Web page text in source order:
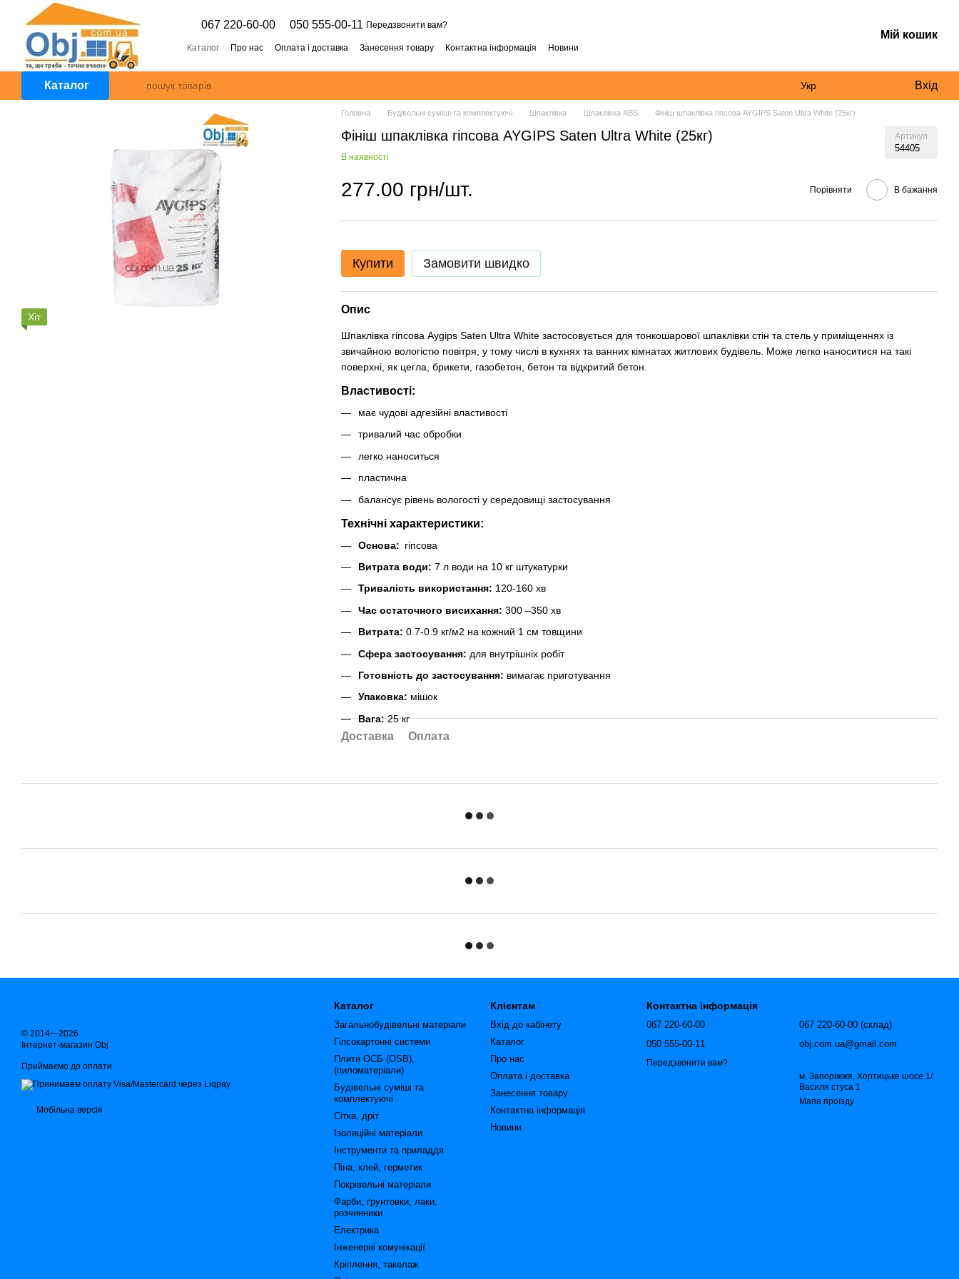
Перейти к основному контенту
067 220-60-00 050 555-00-11 Передзвонити вам?
Каталог Про нас Оплата і доставка Занесення товару Контактна інформація Новини
Мій кошик
Каталог Укр Вхід
Хіт
Головна Будівельні суміші та комплектуючі Шпаклівка Шпаклівка ABS Фініш шпаклівка гіпсова AYGIPS Saten Ultra White (25кг)
Фініш шпаклівка гіпсова AYGIPS Saten Ultra White (25кг) Артикул
54405
В наявності
277.00 грн/шт. Порівняти В бажання
Купити Замовити швидко
Опис
Шпаклівка гіпсова Aygips Saten Ultra White застосовується для тонкошарової шпаклівки стін та стель у приміщеннях із
звичайною вологістю повітря, у тому числі в кухнях та ванних кімнатах житлових будівель. Може легко наноситися на такі
поверхні, як цегла, брикети, газобетон, бетон та відкритий бетон.
Властивості:
має чудові адгезійні властивості
тривалий час обробки
легко наноситься
пластична
балансує рівень вологості у середовищі застосування
Технічні характеристики:
Основа: гіпсова
Витрата води: 7 л води на 10 кг штукатурки
Тривалість використання: 120-160 хв
Час остаточного висихання: 300 –350 хв
Витрата: 0.7-0.9 кг/м2 на кожний 1 см товщини
Сфера застосування: для внутрішніх робіт
Готовність до застосування: вимагає приготування
Упаковка: мішок
Вага:25 кг
Доставка Оплата
© 2014—2026
Інтернет-магазин Obj
Приймаємо до оплати
Мобільна версія
Каталог
Загальнобудівельні матеріали
Гіпсокартонні системи
Плити ОСБ (OSB),
(пиломатеріали)
Будівельні суміші та
комплектуючі
Сітка, дріт
Ізоляційні матеріали
Інструменти та приладдя
Піна, клей, герметик
Покрівельні матеріали
Фарби, ґрунтовки, лаки,
розчинники
Електрика
Інженерні комунікації
Кріплення, такелаж
Клієнтам
Вхід до кабінету
Каталог
Про нас
Оплата і доставка
Занесення товару
Контактна інформація
Новини
Контактна інформація
067 220-60-00
050 555-00-11
Передзвонити вам?
067 220-60-00 (склад)
obj.com.ua@gmail.com
м. Запоріжжя, Хортицьке шосе 1/
Василя стуса 1
Мапа проїзду